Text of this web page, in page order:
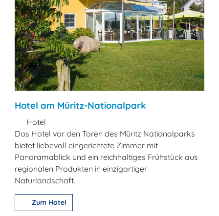
Hotel am Müritz-Nationalpark
Hotel
Das Hotel vor den Toren des Müritz Nationalparks
bietet liebevoll eingerichtete Zimmer mit
Panoramablick und ein reichhaltiges Frühstück aus
regionalen Produkten in einzigartiger
Naturlandschaft.
Zum Hotel